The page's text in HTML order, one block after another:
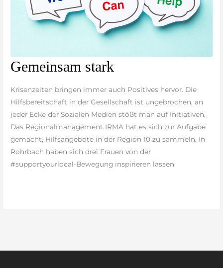
Gemeinsam stark
Krisenzeiten bringen immer auch Positives hervor. Die
Hilfsbereitschaft in der Gesellschaft ist ungebrochen, an
jeder Ecke der Sozialen Medien stößt man auf Initiativen.
Das Regionalmanagement IRMA hat es sich zur Aufgabe
gemacht, Hilfsangebote in der Region 10 zu sammeln. In
Rohrbach haben sich drei Frauen von der
#supportyourlocal-Bewegung inspirieren lassen.
Gemeinsam